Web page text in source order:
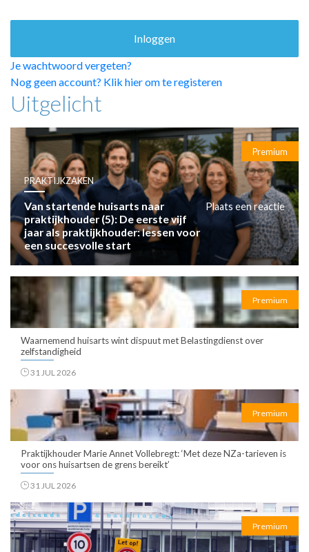
PRAKTIJKZAKEN
TARIEVEN
VPHUISARTSEN
MEDISCHE VAKHANDEL
INLOGGEN
REGISTRATIE
Je wachtwoord vergeten?
Nog geen account? Klik hier om te registeren
Uitgelicht
Premium
PRAKTIJKZAKEN
Van startende huisarts naar
praktijkhouder (5): De eerste vijf
jaar als praktijkhouder: lessen voor
een succesvolle start
Plaats een reactie
Premium
Waarnemend huisarts wint dispuut met Belastingdienst over
zelfstandigheid
31 JUL 2026
Premium
Praktijkhouder Marie Annet Vollebregt: ‘Met deze NZa-tarieven is
voor ons huisartsen de grens bereikt’
31 JUL 2026
Premium